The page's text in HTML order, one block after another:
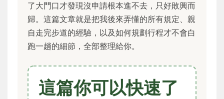
了大門口才發現沒申請根本進不去，只好敗興而
歸。這篇文章就是把我後來弄懂的所有規定、親
自走完步道的經驗，以及如何規劃行程才不會白
跑一趟的細節，全部整理給你。
這篇你可以快速了